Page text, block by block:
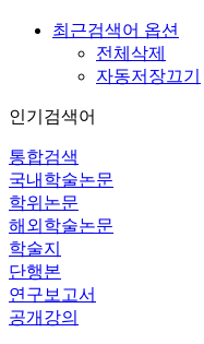
최근검색어 옵션
전체삭제
자동저장끄기
인기검색어
통합검색
국내학술논문
학위논문
해외학술논문
학술지
단행본
연구보고서
공개강의